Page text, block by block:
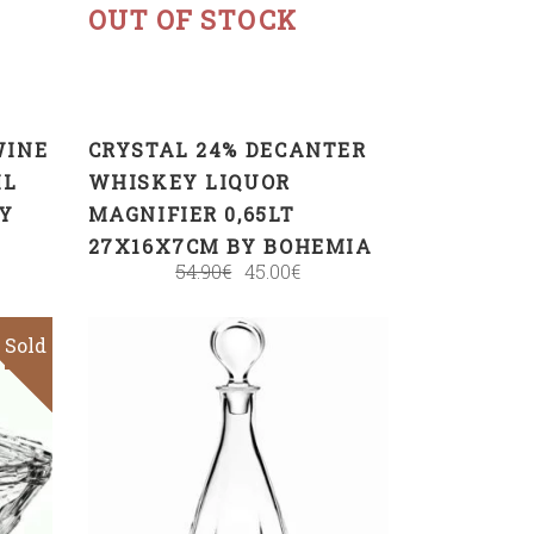
OUT OF STOCK
CRYSTAL 24% DECANTER
WHISKEY LIQUOR
MAGNIFIER 0,65LT
27X16X7CM BY BOHEMIA
54.90€ 45.00€
Sale
Sold
ADD TO CART